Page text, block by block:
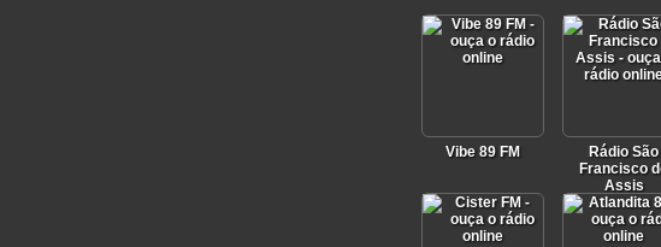
Vibe 89 FM
Rádio São
Francisco
Assis